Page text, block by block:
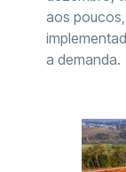
aos
a demanda.